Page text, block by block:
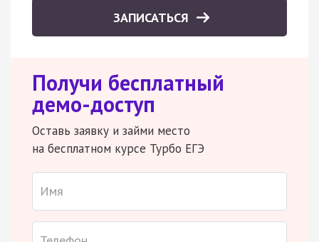
ЗАПИСАТЬСЯ
Получи бесплатный
демо-доступ
Оставь заявку и займи место
на бесплатном курсе Турбо ЕГЭ